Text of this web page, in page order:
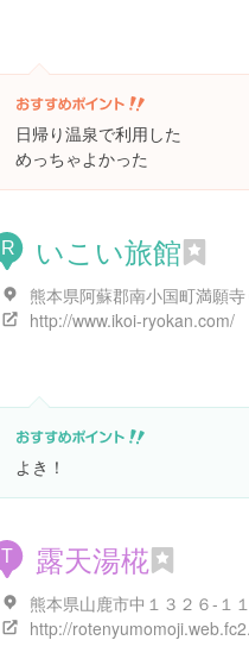
日帰り温泉で利用した
めっちゃよかった
R いこい旅館
http://www.ikoi-ryokan.com/
よき！
T 露天湯椛
熊本県山鹿市中１３２６-１１